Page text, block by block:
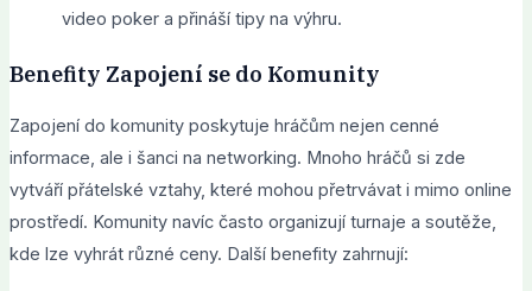
video poker a přináší tipy na výhru.
Benefity Zapojení se do Komunity
Zapojení do komunity poskytuje hráčům nejen cenné
informace, ale i šanci na networking. Mnoho hráčů si zde
vytváří přátelské vztahy, které mohou přetrvávat i mimo online
prostředí. Komunity navíc často organizují turnaje a soutěže,
kde lze vyhrát různé ceny. Další benefity zahrnují: